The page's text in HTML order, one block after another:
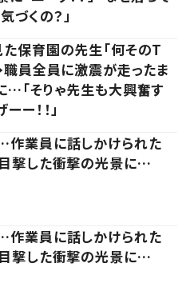
づくの？」
保育園の先生「何そのT
職員全員に激震が走ったま
…「そりゃ先生も大興奮す
ー！！」
業員に話しかけられた
目撃した衝撃の光景に…
業員に話しかけられた
目撃した衝撃の光景に…